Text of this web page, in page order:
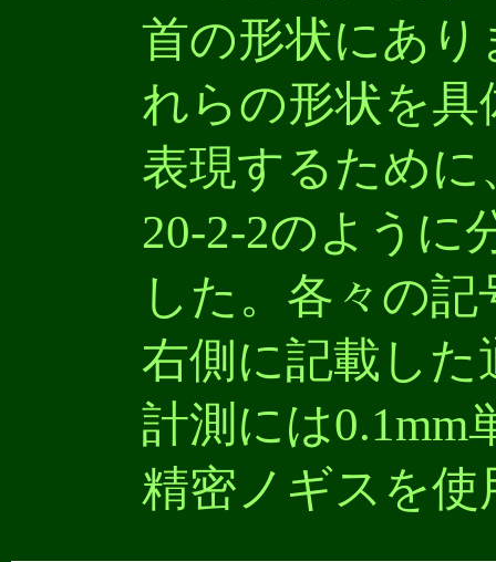
首の形状にあ
れらの形状を
表現するため
20-2-2のように
した。各々の
右側に記載し
計測には0.1mm
精密ノギスを